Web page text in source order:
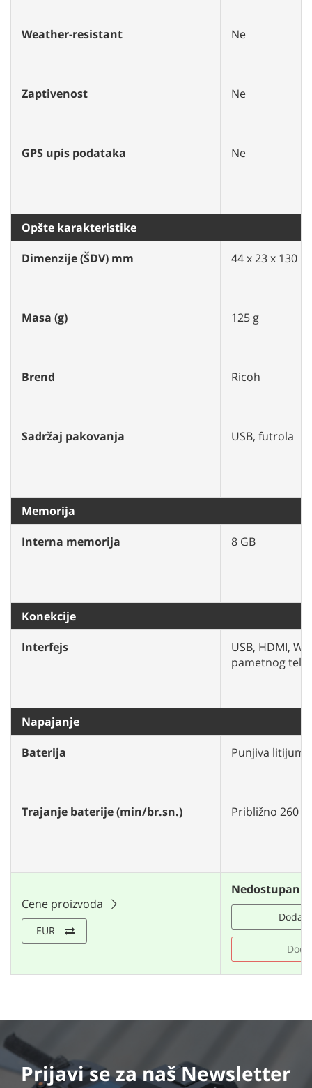
Weather-resistant
Zaptivenost
GPS upis podataka
Ne
Ne
Ne
Opšte karakteristike
Dimenzije (ŠDV) mm
Masa (g)
Brend
Sadržaj pakovanja
44 x 23 x 130
125 g
Ricoh
USB, futrola
Memorija
Interna memorija
8 GB
Konekcije
Interfejs
USB, HDMI,
pametnog
Napajanje
Baterija
Trajanje baterije (min/br.sn.)
Punjiva litijum-
Približno 260
Cene proizvoda
EUR
Nedostupan
Dodaj
Prijavi seza naš Newsletter